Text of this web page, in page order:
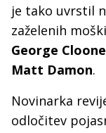
je tako uvrstil
zaželenih
George
Matt Damon.
Novinarka
odločitev